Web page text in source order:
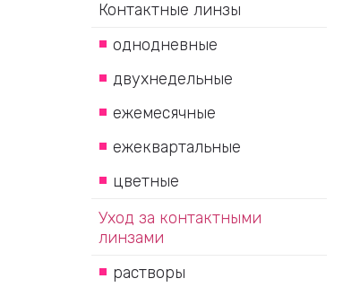
Контактные линзы
однодневные
двухнедельные
ежемесячные
ежеквартальные
цветные
Уход за контактными
линзами
растворы